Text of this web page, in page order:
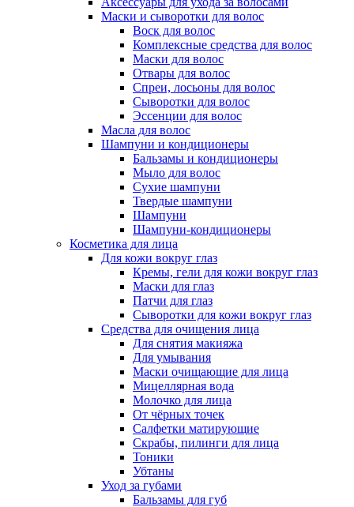
Маски и сыворотки для волос
Воск для волос
Комплексные средства для волос
Маски для волос
Отвары для волос
Спреи, лосьоны для волос
Сыворотки для волос
Эссенции для волос
Масла для волос
Шампуни и кондиционеры
Бальзамы и кондиционеры
Мыло для волос
Сухие шампуни
Твердые шампуни
Шампуни
Шампуни-кондиционеры
Косметика для лица
Для кожи вокруг глаз
Кремы, гели для кожи вокруг глаз
Маски для глаз
Патчи для глаз
Сыворотки для кожи вокруг глаз
Средства для очищения лица
Для снятия макияжа
Для умывания
Маски очищающие для лица
Мицеллярная вода
Молочко для лица
От чёрных точек
Салфетки матирующие
Скрабы, пилинги для лица
Тоники
Убтаны
Уход за губами
Бальзамы для губ